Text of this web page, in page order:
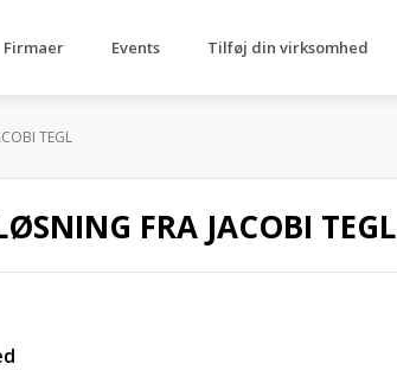
Firmaer Events Tilføj din virksomhed
TEGL
FRA JACOBI TEGL